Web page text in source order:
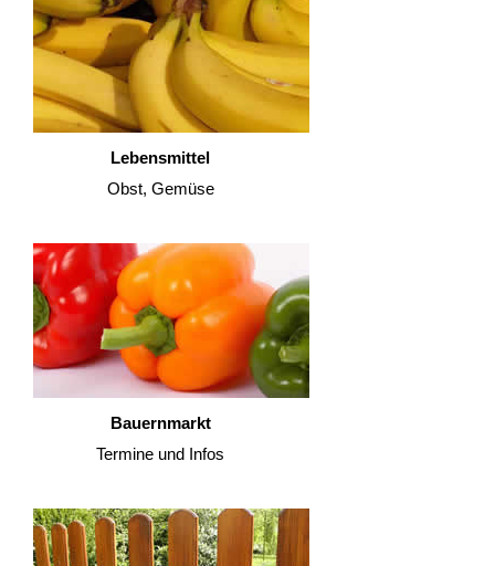
Lebensmittel
Obst, Gemüse
Bauernmarkt
Termine und Infos